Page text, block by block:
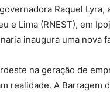
Raquel
e Lima (RNEST), em
inaugura uma nova
na geração de
realidade. A Barragem